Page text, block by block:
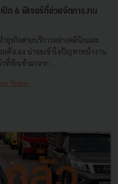
ด 6 ฟีเจอร์ที่ช่วยจัดการงาน
ธุรกิจสายบริการอย่างคลินิกและ
ตัวเอง น่าจะเข้าใจปัญหาหน้างาน
ที่ทักเข้ามาจาก ...
Team